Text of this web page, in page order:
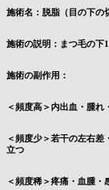
施術名：脱脂（目の下の
施術の説明：まつ毛の下
施術の副作用：
＜頻度高＞内出血・腫れ
＜頻度少＞若干の左右差
立つ
＜頻度稀＞疼痛・血腫・